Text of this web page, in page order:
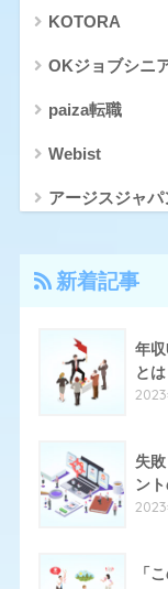
KOTORA
OKジョブシニ
paiza転職
Webist
アージスジャパ
エン転職
とらばーゆ
はたらいく
ハタラクティブ
新着記事
年
とは
失
ン
「